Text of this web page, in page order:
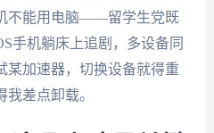
不能用电脑——留学生党既
手机躺床上追剧，多设备同
某加速器，切换设备就得重
差点卸载。